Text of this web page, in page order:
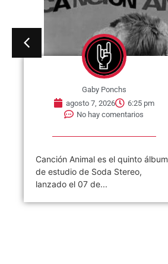
Gaby Ponchs
agosto 7, 2026
6:25 pm
No hay comentarios
Canción Animal es el quinto álbum
de estudio de Soda Stereo,
lanzado el 07 de...